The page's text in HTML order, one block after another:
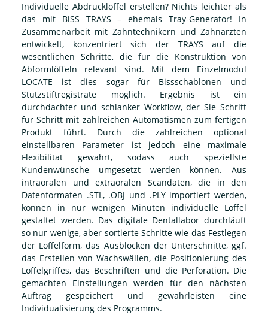
Individuelle Abdrucklöffel erstellen? Nichts leichter als
das mit BiSS TRAYS – ehemals Tray-Generator! In
Zusammenarbeit mit Zahntechnikern und Zahnärzten
entwickelt, konzentriert sich der TRAYS auf die
wesentlichen Schritte, die für die Konstruktion von
Abformlöffeln relevant sind. Mit dem Einzelmodul
LOCATE ist dies sogar für Bissschablonen und
Stützstiftregistrate möglich. Ergebnis ist ein
durchdachter und schlanker Workflow, der Sie Schritt
für Schritt mit zahlreichen Automatismen zum fertigen
Produkt führt. Durch die zahlreichen optional
einstellbaren Parameter ist jedoch eine maximale
Flexibilität gewährt, sodass auch speziellste
Kundenwünsche umgesetzt werden können. Aus
intraoralen und extraoralen Scandaten, die in den
Datenformaten .STL, .OBJ und .PLY importiert werden,
können in nur wenigen Minuten individuelle Löffel
gestaltet werden. Das digitale Dentallabor durchläuft
so nur wenige, aber sortierte Schritte wie das Festlegen
der Löffelform, das Ausblocken der Unterschnitte, ggf.
das Erstellen von Wachswällen, die Positionierung des
Löffelgriffes, das Beschriften und die Perforation. Die
gemachten Einstellungen werden für den nächsten
Auftrag gespeichert und gewährleisten eine
Individualisierung des Programms.